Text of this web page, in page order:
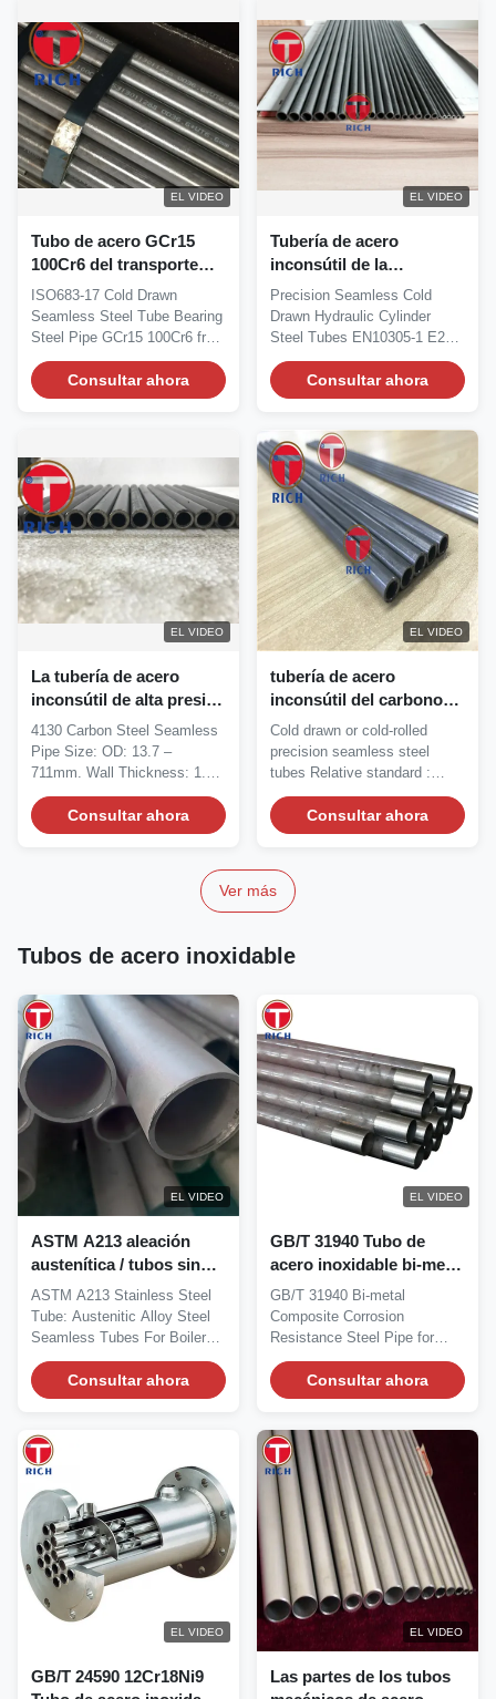
EL VIDEO
Tubo de acero GCr15
100Cr6 del transporte
inconsútil retirado a frío
de la tubería de acero
ISO683-17
ISO683-17 Cold Drawn
Seamless Steel Tube Bearing
Steel Pipe GCr15 100Cr6 from
TORICH Products...
Consultar ahora
EL VIDEO
Tubería de acero
inconsútil de la
precisión/tubo EN10305-
2 E235 E355 del cilindro
hidráulico
Precision Seamless Cold
Drawn Hydraulic Cylinder
Steel Tubes EN10305-1 E235
E355 +Cc +LCc +SR +Ad...
Consultar ahora
EL VIDEO
La tubería de acero
inconsútil de alta presión
para la
estructura/complementa
y construcción
4130 Carbon Steel Seamless
Pipe Size: OD: 13.7 –
711mm. Wall Thickness: 1.0 –
40mm. Length: 3-12m...
Consultar ahora
EL VIDEO
tubería de acero
inconsútil del carbono
retirado a frío de 350m m
para la composición
química
Cold drawn or cold-rolled
precision seamless steel
tubes Relative standard :
GB/T222 permissible...
Consultar ahora
Ver más
Tubos de acero inoxidable
EL VIDEO
ASTM A213 aleación
austenítica / tubos sin
costuras de acero
inoxidable para calderas
y intercambiadores de
calor
ASTM A213 Stainless Steel
Tube: Austenitic Alloy Steel
Seamless Tubes For Boilers
And Heat...
Consultar ahora
EL VIDEO
GB/T 31940 Tubo de
acero inoxidable bi-metal
compuesto resistencia a
la corrosión para el
transporte de fluidos
GB/T 31940 Bi-metal
Composite Corrosion
Resistance Steel Pipe for
Fluid Transportation...
Consultar ahora
EL VIDEO
GB/T 24590 12Cr18Ni9
EL VIDEO
Las partes de los tubos